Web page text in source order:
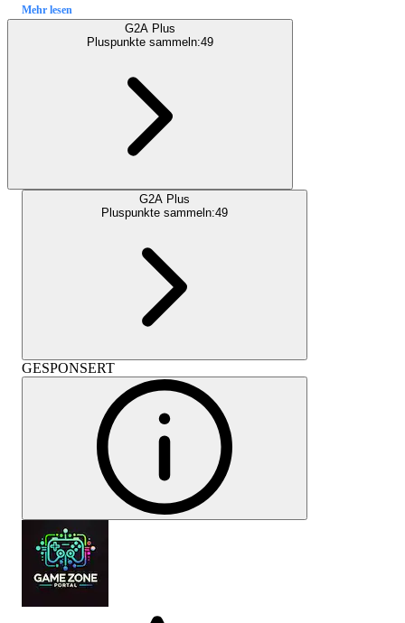
Mehr lesen
G2A Plus
Pluspunkte sammeln:49
G2A Plus
Pluspunkte sammeln:49
GESPONSERT